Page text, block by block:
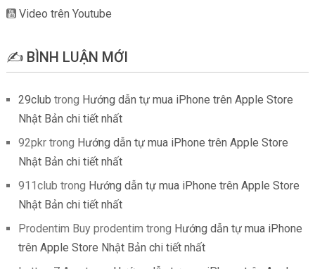
Video trên Youtube
✍️ BÌNH LUẬN MỚI
29club trong Hướng dẫn tự mua iPhone trên Apple Store
Nhật Bản chi tiết nhất
92pkrtrong Hướng dẫn tự mua iPhone trên Apple Store
Nhật Bản chi tiết nhất
911club trong Hướng dẫn tự mua iPhone trên Apple Store
Nhật Bản chi tiết nhất
Prodentim Buy prodentim trong Hướng dẫn tự mua iPhone
trên Apple Store Nhật Bản chi tiết nhất